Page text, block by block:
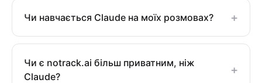
Чи навчається Claude на моїх розмовах? +
Чи є notrack.ai більш приватним, ніж
Claude?
+